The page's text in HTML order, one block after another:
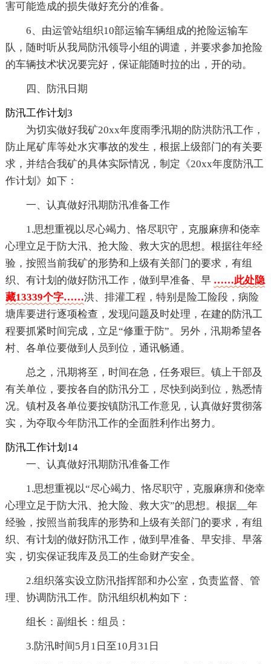
害可能造成的损失做好充分的准备。
6、由运管站组织10部运输车辆组成的抢险运输车
队，随时听从我局防汛领导小组的调遣，并要求参加抢险
的车辆技术状况要完好，保证能随时拉的出，开的动。
四、防汛日期
防汛工作计划3
为切实做好我矿20xx年度雨季汛期的防洪防汛工作，
防止尾矿库等处水灾事故的发生，根据上级部门的有关要
求，并结合我矿的具体实际情况，制定《20xx年度防汛工
作计划》如下：
一、认真做好汛期防汛准备工作
1.思想重视以尽心竭力、恪尽职守，克服麻痹和侥幸
心理立足于防大汛、抢大险、救大灾的思想。根据往年经
验，按照当前我矿的形势和上级有关部门的要求，有组
织、有计划的做好防汛工作，做到早准备、早 ……此处隐
藏13339个字……洪、排灌工程，特别是险工险段，病险
塘库要进行逐项检查，发现问题及时处理，在建的防汛工
程要抓紧时间完成，立足“修重于防”。另外，汛期希望各
村、各单位要做到人员到位，通讯畅通。
总之，汛期将至，时间在急，任务艰巨。镇上干部及
有关单位，要按各自的防汛分工，尽快到岗到位，熟悉情
况。镇村及各单位要按镇防汛工作意见，认真做好贯彻落
实，为夺取今年防汛工作的全面胜利作出努力。
防汛工作计划14
一、认真做好汛期防汛准备工作
1.思想重视以“尽心竭力、恪尽职守，克服麻痹和侥幸
心理立足于防大汛、抢大险、救大灾”的思想。根据__年
经验，按照当前我库的形势和上级有关部门的要求，有组
织、有计划的做好防汛工作，做到早准备、早安排、早落
实，切实保证我库及员工的生命财产安全。
2.组织落实设立防汛指挥部和办公室，负责监督、管
理、协调防汛工作。防汛组织机构如下：
组长：副组长：组员：
3.防汛时间5月1日至10月31日